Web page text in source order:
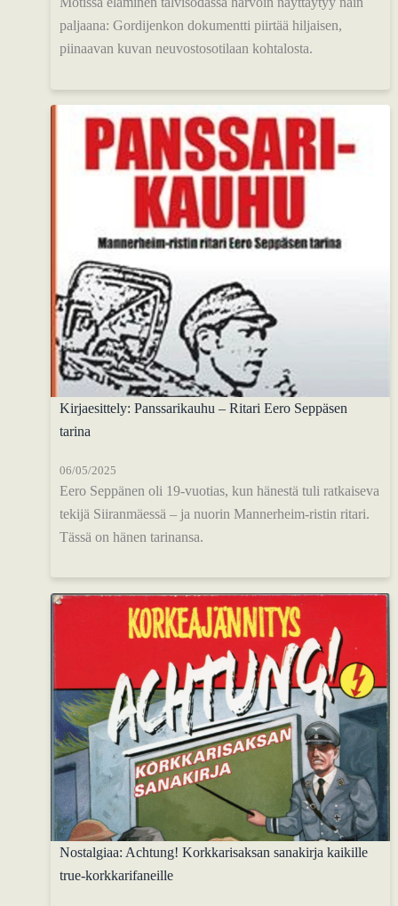
paljaana: Gordijenkon dokumentti piirtää hiljaisen,
piinaavan kuvan neuvostosotilaan kohtalosta.
Kirjaesittely: Panssarikauhu – Ritari Eero Seppäsen
tarina
06/05/2025
Eero Seppänen oli 19-vuotias, kun hänestä tuli ratkaiseva
tekijä Siiranmäessä – ja nuorin Mannerheim-ristin ritari.
Tässä on hänen tarinansa.
Nostalgiaa: Achtung! Korkkarisaksan sanakirja kaikille
true-korkkarifaneille